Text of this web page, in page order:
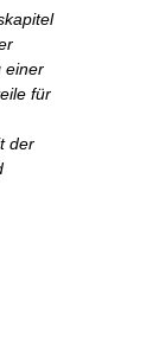
einer
für
der